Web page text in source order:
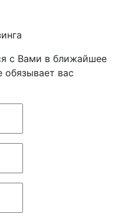
с Вами в ближайшее
обязывает вас